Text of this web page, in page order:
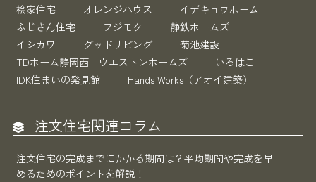
桧家住宅
オレンジハウス
イデキョウホーム
ふじさん住宅
フジモク
静鉄ホームズ
イシカワ
グッドリビング
菊池建設
TDホーム静岡西 ウエストンホームズ
いろはこ
IDK住まいの発見館
Hands Works（アオイ建築）
注文住宅関連コラム
注文住宅の完成までにかかる期間は？平均期間や完成を早
めるためのポイントを解説！